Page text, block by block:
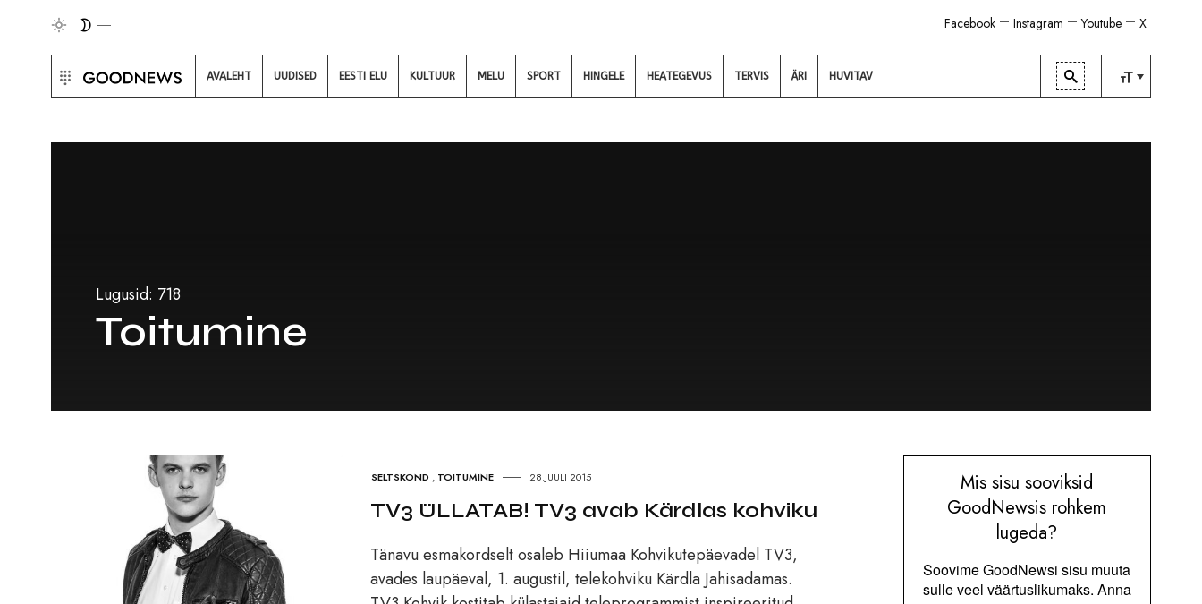
X
Youtube
Instagram
Facebook
AVALEHT UUDISED EESTI ELU KULTUUR MELU SPORT HINGELE HEATEGEVUS TERVIS ÄRI HUVITAV
KESKMINE
Lugusid: 718
Toitumine
SELTSKOND , TOITUMINE 28.JUULI 2015
TV3 ÜLLATAB! TV3 avab Kärdlas kohviku
Tänavu esmakordselt osaleb Hiiumaa Kohvikutepäevadel TV3,
avades laupäeval, 1. augustil, telekohviku Kärdla Jahisadamas.
Mis sisu sooviksid
GoodNewsis rohkem
lugeda?
Soovime GoodNewsi sisu muuta
sulle veel väärtuslikumaks. Anna